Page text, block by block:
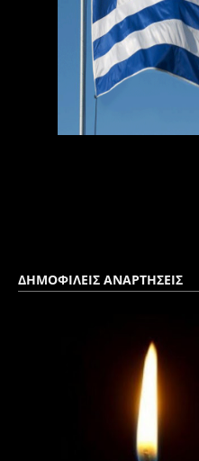
ΔΗΜΟΦΙΛΕΙΣ ΑΝΑΡΤΗΣΕΙΣ